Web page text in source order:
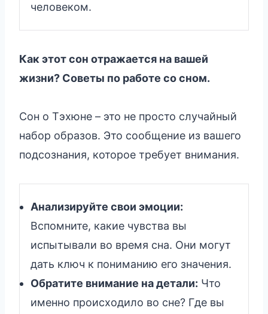
человеком.
Как этот сон отражается на вашей
жизни? Советы по работе со сном.
Сон о Тэхюне – это не просто случайный
набор образов. Это сообщение из вашего
подсознания, которое требует внимания.
Анализируйте свои эмоции:
Вспомните, какие чувства вы
испытывали во время сна. Они могут
дать ключ к пониманию его значения.
Обратите внимание на детали: Что
именно происходило во сне? Где вы